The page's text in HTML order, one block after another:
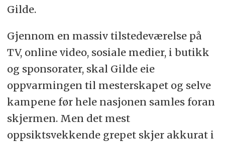
Gilde.
Gjennom en massiv tilstedeværelse på
TV, online video, sosiale medier, i butikk
og sponsorater, skal Gilde eie
oppvarmingen til mesterskapet og selve
kampene før hele nasjonen samles foran
skjermen. Men det mest
oppsiktsvekkende grepet skjer akkurat i